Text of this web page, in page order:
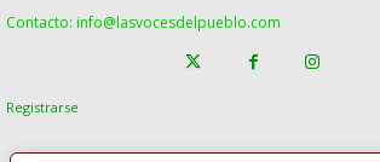
Contacto: info@lasvocesdelpueblo.com
Registrarse